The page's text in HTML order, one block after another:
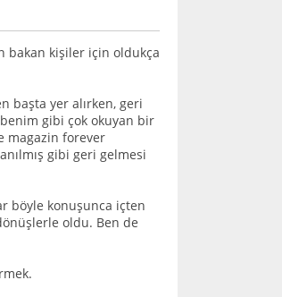
bakan kişiler için oldukça
başta yer alırken, geri
gibi çok okuyan bir
magazin forever
gibi geri gelmesi
böyle konuşunca içten
oldu. Ben de